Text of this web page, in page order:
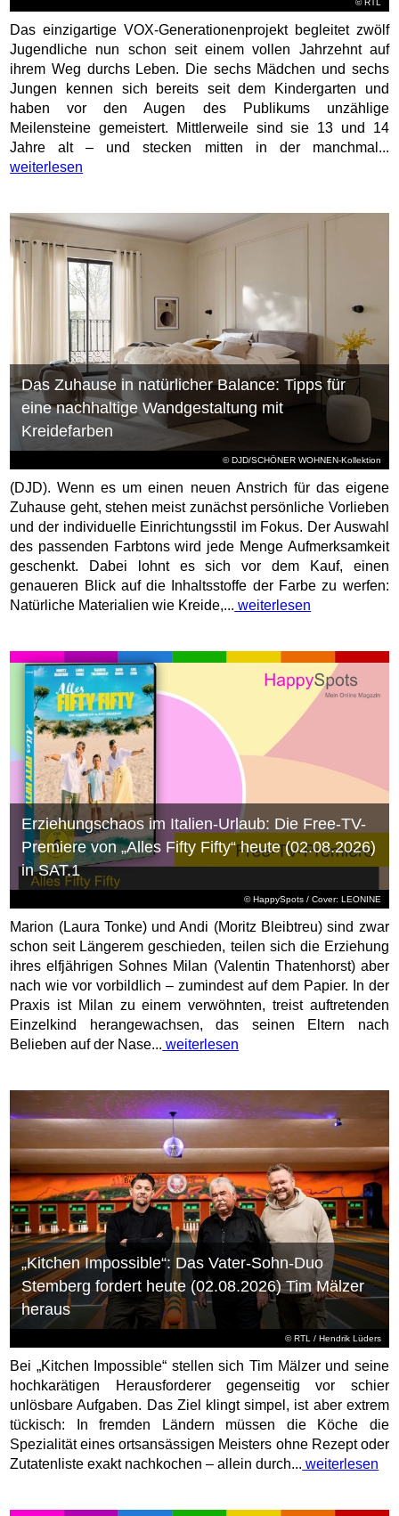
Das einzigartige VOX-Generationenprojekt begleitet zwölf
Jugendliche nun schon seit einem vollen Jahrzehnt auf
ihrem Weg durchs Leben. Die sechs Mädchen und sechs
Jungen kennen sich bereits seit dem Kindergarten und
haben vor den Augen des Publikums unzählige
Meilensteine gemeistert. Mittlerweile sind sie 13 und 14
Jahre alt – und stecken mitten in der manchmal...
weiterlesen
© DJD/SCHÖNER WOHNEN-Kollektion
Das Zuhause in natürlicher Balance: Tipps für
eine nachhaltige Wandgestaltung mit
Kreidefarben
(DJD). Wenn es um einen neuen Anstrich für das eigene
Zuhause geht, stehen meist zunächst persönliche Vorlieben
und der individuelle Einrichtungsstil im Fokus. Der Auswahl
des passenden Farbtons wird jede Menge Aufmerksamkeit
geschenkt. Dabei lohnt es sich vor dem Kauf, einen
genaueren Blick auf die Inhaltsstoffe der Farbe zu werfen:
Natürliche Materialien wie Kreide,... weiterlesen
© HappySpots / Cover: LEONINE
Erziehungschaos im Italien-Urlaub: Die Free-TV-
Premiere von „Alles Fifty Fifty“ heute (02.08.2026)
in SAT.1
Marion (Laura Tonke) und Andi (Moritz Bleibtreu) sind zwar
schon seit Längerem geschieden, teilen sich die Erziehung
ihres elfjährigen Sohnes Milan (Valentin Thatenhorst) aber
nach wie vor vorbildlich – zumindest auf dem Papier. In der
Praxis ist Milan zu einem verwöhnten, treist auftretenden
Einzelkind herangewachsen, das seinen Eltern nach
Belieben auf der Nase... weiterlesen
©RTL / Hendrik Lüders
„Kitchen Impossible“: Das Vater-Sohn-Duo
Stemberg fordert heute (02.08.2026) Tim Mälzer
heraus
Bei „Kitchen Impossible“ stellen sich Tim Mälzer und seine
hochkarätigen Herausforderer gegenseitig vor schier
unlösbare Aufgaben. Das Ziel klingt simpel, ist aber extrem
tückisch: In fremden Ländern müssen die Köche die
Spezialität eines ortsansässigen Meisters ohne Rezept oder
Zutatenliste exakt nachkochen – allein durch... weiterlesen